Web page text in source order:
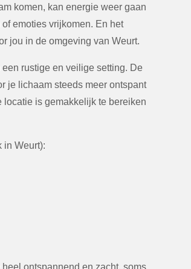
komen, kan energie weer gaan
emoties vrijkomen. En het
jou in de omgeving van Weurt.
rustige en veilige setting. De
je lichaam steeds meer ontspant
is gemakkelijk te bereiken
in Weurt):